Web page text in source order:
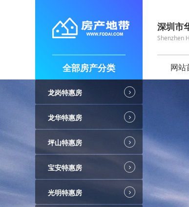
全部房产分类
龙岗特惠房
龙华特惠房
坪山特惠房
宝安特惠房
光明特惠房
深圳市
Shenzhen
网站